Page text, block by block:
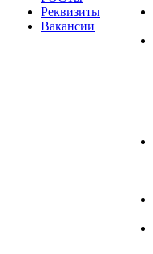
Реквизиты
Вакансии